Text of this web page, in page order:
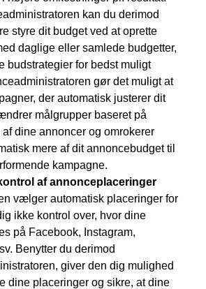
kan du derimod
styre dit budget ved at oprette
daglige eller samlede budgetter,
budstrategier for bedst muligt
gør det muligt at
der automatisk justerer dit
målgrupper baseret på
dine annoncer og omrokerer
mere af dit annoncebudget til
kampagne.
af annonceplaceringer
vælger automatisk placeringer for
ikke kontrol over, hvor dine
på Facebook, Instagram,
Benytter du derimod
giver den dig mulighed
dine placeringer og sikre, at dine